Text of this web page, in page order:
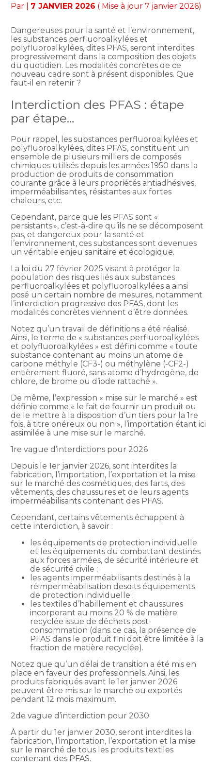
Par 7 JANVIER 2026 ( Mise à jour 7 janvier 2026)
Dangereuses pour la santé et l’environnement,
les substances perfluoroalkylées et
polyfluoroalkylées, dites PFAS, seront interdites
progressivement dans la composition des objets
du quotidien. Les modalités concrètes de ce
nouveau cadre sont à présent disponibles. Que
faut-il en retenir ?
Interdiction des PFAS : étape
par étape…
Pour rappel, les substances perfluoroalkylées et
polyfluoroalkylées, dites PFAS, constituent un
ensemble de plusieurs milliers de composés
chimiques utilisés depuis les années 1950 dans la
production de produits de consommation
courante grâce à leurs propriétés antiadhésives,
imperméabilisantes, résistantes aux fortes
chaleurs, etc.
Cependant, parce que les PFAS sont «
persistants », c’est-à-dire qu’ils ne se décomposent
pas, et dangereux pour la santé et
l’environnement, ces substances sont devenues
un véritable enjeu sanitaire et écologique.
La loi du 27 février 2025 visant à protéger la
population des risques liés aux substances
perfluoroalkylées et polyfluoroalkylées a ainsi
posé un certain nombre de mesures, notamment
l’interdiction progressive des PFAS, dont les
modalités concrètes viennent d’être données.
Notez qu’un travail de définitions a été réalisé.
Ainsi, le terme de « substances perfluoroalkylées
et polyfluoroalkylées » est défini comme « toute
substance contenant au moins un atome de
carbone méthyle (CF3-) ou méthylène (-CF2-)
entièrement fluoré, sans atome d’hydrogène, de
chlore, de brome ou d’iode rattaché ».
De même, l’expression « mise sur le marché » est
définie comme « le fait de fournir un produit ou
de le mettre à la disposition d’un tiers pour la 1re
fois, à titre onéreux ou non », l’importation étant ici
assimilée à une mise sur le marché.
1re vague d’interdictions pour 2026
Depuis le 1er janvier 2026, sont interdites la
fabrication, l’importation, l’exportation et la mise
sur le marché des cosmétiques, des farts, des
vêtements, des chaussures et de leurs agents
imperméabilisants contenant des PFAS.
Cependant, certains vêtements échappent à
cette interdiction, à savoir :
les équipements de protection individuelle
et les équipements du combattant destinés
aux forces armées, de sécurité intérieure et
de sécurité civile ;
les agents imperméabilisants destinés à la
réimperméabilisation desdits équipements
de protection individuelle ;
les textiles d’habillement et chaussures
incorporant au moins 20 % de matière
recyclée issue de déchets post-
consommation (dans ce cas, la présence de
PFAS dans le produit fini doit être limitée à la
fraction de matière recyclée).
Notez que qu’un délai de transition a été mis en
place en faveur des professionnels. Ainsi, les
produits fabriqués avant le 1er janvier 2026
peuvent être mis sur le marché ou exportés
pendant 12 mois maximum.
2de vague d’interdiction pour 2030
À partir du 1er janvier 2030, seront interdites la
fabrication, l’importation, l’exportation et la mise
sur le marché de tous les produits textiles
contenant des PFAS.